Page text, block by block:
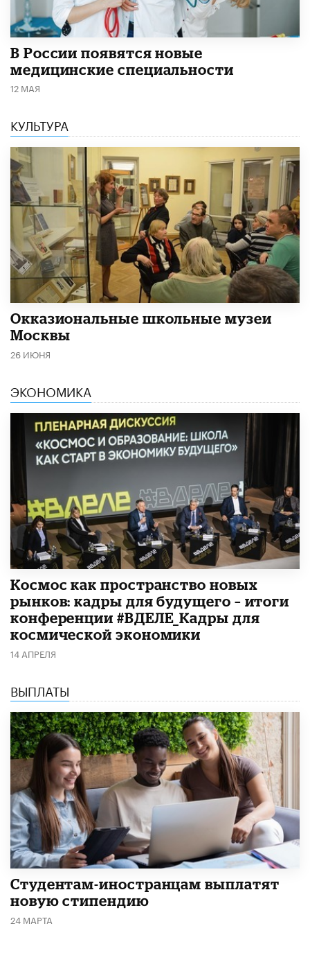
В России появятся новые
медицинские специальности
12 МАЯ
КУЛЬТУРА
​Окказиональные школьные музеи
Москвы
26 ИЮНЯ
ЭКОНОМИКА
Космос как пространство новых
рынков: кадры для будущего – итоги
конференции #ВДЕЛЕ_Кадры для
космической экономики
14 АПРЕЛЯ
ВЫПЛАТЫ
Студентам-иностранцам выплатят
новую стипендию
24 МАРТА